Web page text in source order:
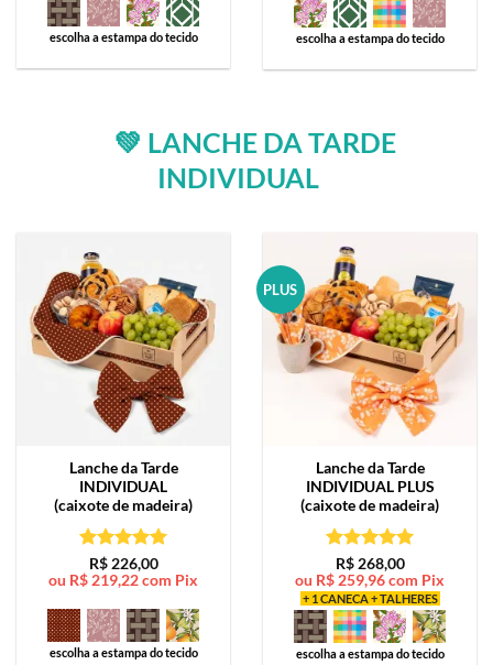
escolha a estampa do tecido escolha a estampa do tecido
💚 LANCHE DA TARDE
INDIVIDUAL
Lanche da Tarde
INDIVIDUAL
(caixote de madeira)
Avaliação5
de 5
R$226,00
ou R$ 219,22com Pix
escolha a estampa do tecido
PLUS
Lanche da Tarde
INDIVIDUAL PLUS
(caixote de madeira)
Avaliação5
de 5
R$268,00
ou R$ 259,96com Pix
+ 1 CANECA + TALHERES
escolha a estampa do tecido